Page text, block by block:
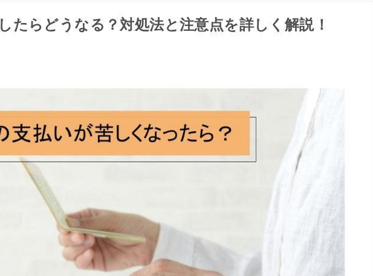
たらどうなる？対処法と注意点を詳しく解説！